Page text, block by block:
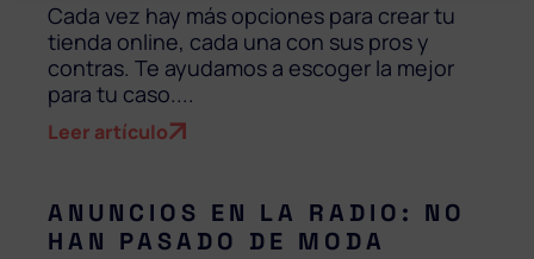
Cada vez hay más opciones para crear tu
tienda online, cada una con sus pros y
contras. Te ayudamos a escoger la mejor
para tu caso....
Leer artículo
ANUNCIOS EN LA RADIO: NO
HAN PASADO DE MODA